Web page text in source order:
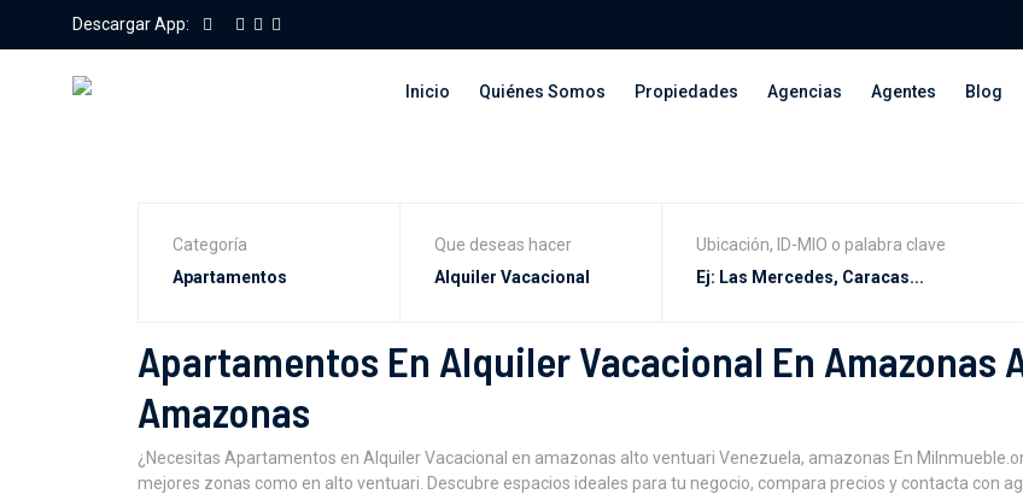
Descargar App:
Inicio Quiénes Somos Propiedades Agencias Agentes Blog
Categoría Que deseas hacer Ubicación, ID-MIO o palabra clave
Apartamentos En Alquiler Vacacional En Amazonas
Amazonas
¿Necesitas Apartamentos en Alquiler Vacacional en amazonas alto ventuari Venezuela, amazonas En
mejores zonas como en alto ventuari. Descubre espacios ideales para tu negocio, compara precios y contacta con